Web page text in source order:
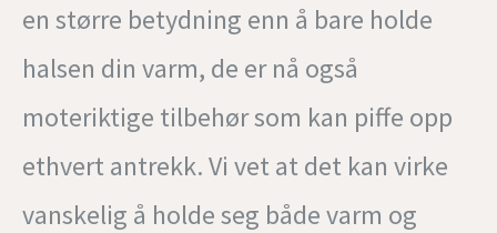
en større betydning enn å bare holde
halsen din varm, de er nå også
moteriktige tilbehør som kan piffe opp
ethvert antrekk. Vi vet at det kan virke
vanskelig å holde seg både varm og